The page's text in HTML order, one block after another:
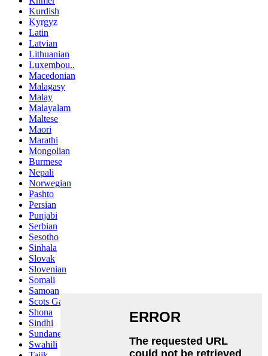
Kurdish
Kyrgyz
Latin
Latvian
Lithuanian
Luxembou..
Macedonian
Malagasy
Malay
Malayalam
Maltese
Maori
Marathi
Mongolian
Burmese
Nepali
Norwegian
Pashto
Persian
Punjabi
Serbian
Sesotho
Sinhala
Slovak
Slovenian
Somali
Samoan
Scots Gaelic
Shona
Sindhi
Sundanese
Swahili